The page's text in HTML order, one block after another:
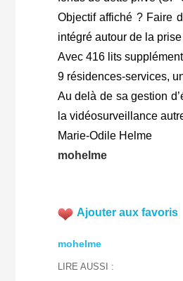
Objectif affiché ? Faire
intégré autour de la
Avec 416 lits
9 résidences-services,
Au delà de sa gestion
la vidéosurveillance
Marie-Odile Helme
mohelme
Ajouter aux favoris
mohelme
LIRE AUSSI :